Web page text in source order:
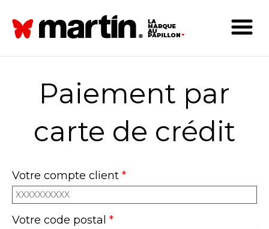
Paiement par
carte de crédit
Votre compte client *
Votre code postal *